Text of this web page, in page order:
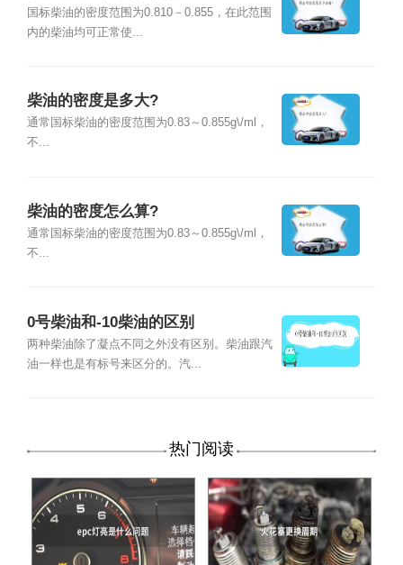
国标柴油的密度范围为0.810－0.855，在此范围
内的柴油均可正常使...
柴油的密度是多大?
通常国标柴油的密度范围为0.83～0.855g\/ml，
不...
柴油的密度怎么算?
通常国标柴油的密度范围为0.83～0.855g\/ml，
不...
0号柴油和-10柴油的区别
两种柴油除了凝点不同之外没有区别。柴油跟汽
油一样也是有标号来区分的。汽...
热门阅读